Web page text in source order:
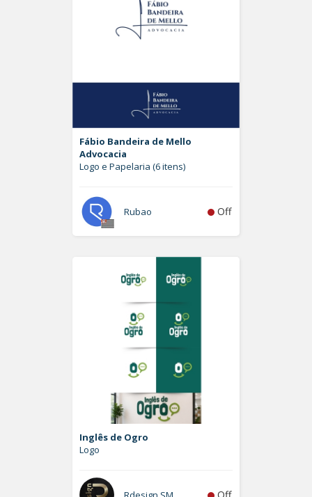
Fábio Bandeira de Mello
Advocacia
Logo e Papelaria (6 itens)
Rubao Off
Inglês de Ogro
Logo